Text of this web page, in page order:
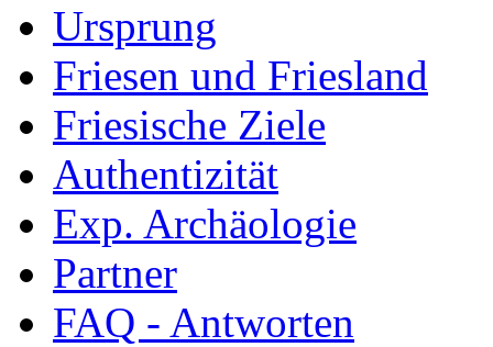
Ursprung
Friesen und Friesland
Friesische Ziele
Authentizität
Exp. Archäologie
Partner
FAQ - Antworten